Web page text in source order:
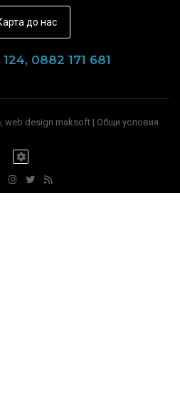
до нас
0882 171 681
web design maksoft | Общи условия